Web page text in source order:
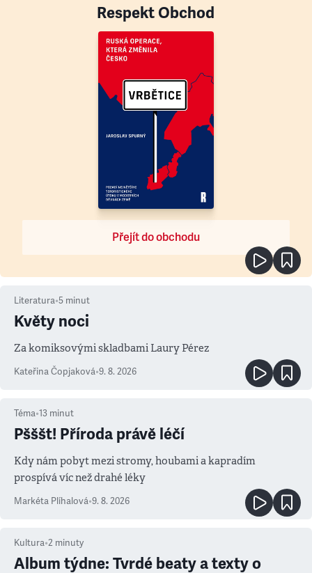
Respekt Obchod
Přejít do obchodu
Literatura•5 minut
Květy noci
Za komiksovými skladbami Laury Pérez
Kateřina Čopjaková•9. 8. 2026
Téma•13 minut
Pšššt! Příroda právě léčí
Kdy nám pobyt mezi stromy, houbami a kapradím
prospívá víc než drahé léky
Markéta Plíhalová•9. 8. 2026
Kultura•2 minuty
Album týdne: Tvrdé beaty a texty o